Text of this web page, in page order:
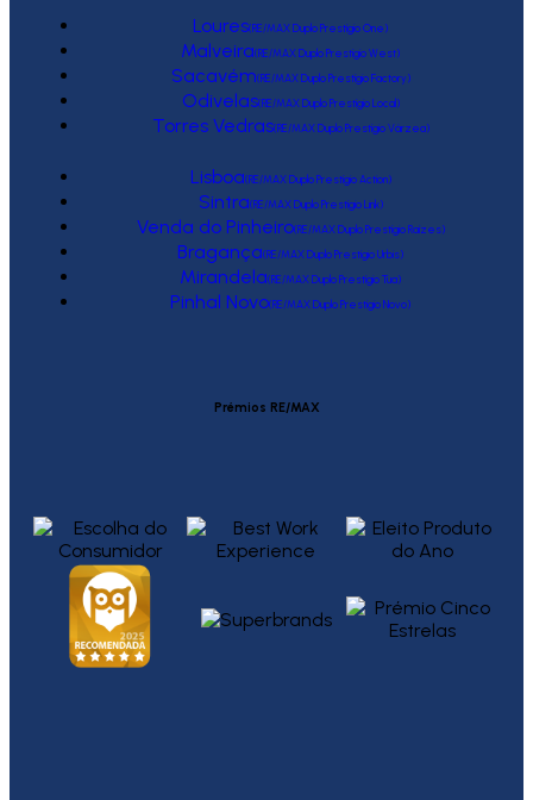
Loures(RE/MAX Duplo Prestígio One)
Malveira(RE/MAX Duplo Prestígio West)
Sacavém(RE/MAX Duplo Prestígio Factory)
Odivelas(RE/MAX Duplo Prestígio Local)
Torres Vedras(RE/MAX Duplo Prestígio Várzea)
Lisboa(RE/MAX Duplo Prestígio Action)
Sintra(RE/MAX Duplo Prestígio Link)
Venda do Pinheiro(RE/MAX Duplo Prestígio Raízes)
Bragança(RE/MAX Duplo Prestígio Urbis)
Mirandela(RE/MAX Duplo Prestígio Tua)
Pinhal Novo(RE/MAX Duplo Prestígio Novo)
Prémios RE/MAX